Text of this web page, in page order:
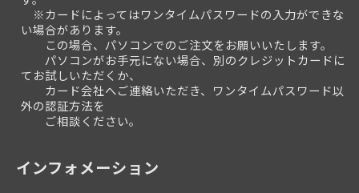
※カードによってはワンタイムパスワードの入力ができな
い場合があります。
この場合、パソコンでのご注文をお願いいたします。
パソコンがお手元にない場合、別のクレジットカードに
てお試しいただくか、
カード会社へご連絡いただき、ワンタイムパスワード以
外の認証方法を
ご相談ください。
インフォメーション